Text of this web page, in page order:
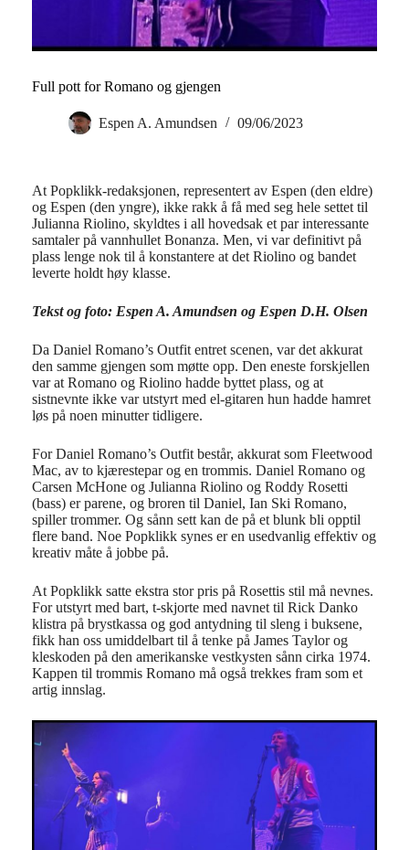
Full pott for Romano og gjengen
Espen A. Amundsen 09/06/2023
At Popklikk-redaksjonen, representert av Espen (den eldre)
og Espen (den yngre), ikke rakk å få med seg hele settet til
Julianna Riolino, skyldtes i all hovedsak et par interessante
samtaler på vannhullet Bonanza. Men, vi var definitivt på
plass lenge nok til å konstantere at det Riolino og bandet
leverte holdt høy klasse.
Tekst og foto: Espen A. Amundsen og Espen D.H. Olsen
Da Daniel Romano’s Outfit entret scenen, var det akkurat
den samme gjengen som møtte opp. Den eneste forskjellen
var at Romano og Riolino hadde byttet plass, og at
sistnevnte ikke var utstyrt med el-gitaren hun hadde hamret
løs på noen minutter tidligere.
For Daniel Romano’s Outfit består, akkurat som Fleetwood
Mac, av to kjærestepar og en trommis. Daniel Romano og
Carsen McHone og Julianna Riolino og Roddy Rosetti
(bass) er parene, og broren til Daniel, Ian Ski Romano,
spiller trommer. Og sånn sett kan de på et blunk bli opptil
flere band. Noe Popklikk synes er en usedvanlig effektiv og
kreativ måte å jobbe på.
At Popklikk satte ekstra stor pris på Rosettis stil må nevnes.
For utstyrt med bart, t-skjorte med navnet til Rick Danko
klistra på brystkassa og god antydning til sleng i buksene,
fikk han oss umiddelbart til å tenke på James Taylor og
kleskoden på den amerikanske vestkysten sånn cirka 1974.
Kappen til trommis Romano må også trekkes fram som et
artig innslag.